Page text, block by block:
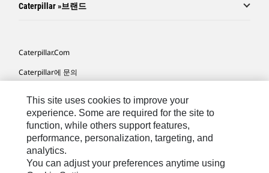
Caterpillar »브랜드
Caterpillar.com
Caterpillar에 문의
사이트 맵
Cookie Settings
법적 고지
개인정보취급방침
This site uses cookies to improve your
experience. Some are required for the site to
function, while others support features,
performance, personalization, targeting, and
analytics.
You can adjust your preferences anytime using